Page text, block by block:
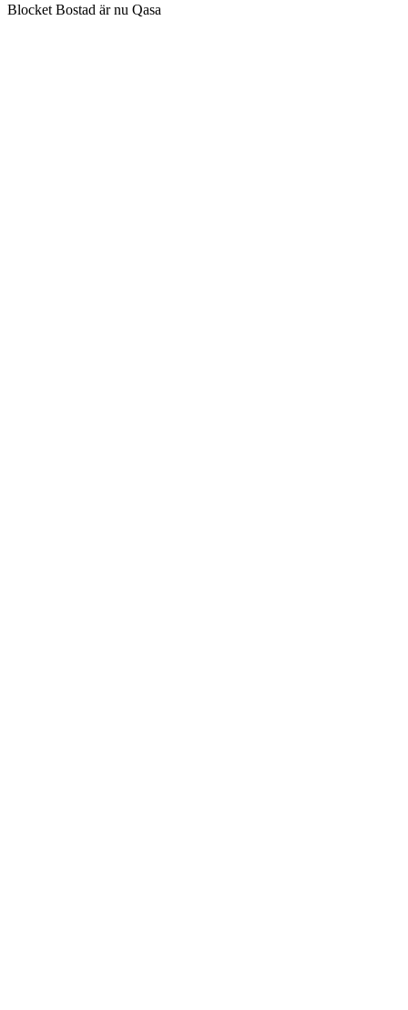
Blocket Bostad är nu Qasa